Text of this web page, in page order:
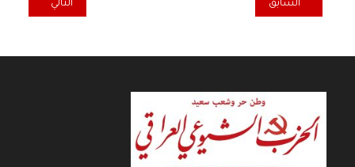
المقال السابق: تعزية مىظمة الحزب في السويد للرفيق هادي الجيزاني
السابق المقال التالي:
التالي